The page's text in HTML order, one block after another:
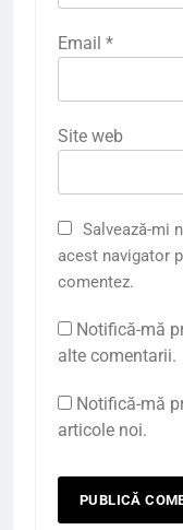
Email *
Site web
Salvează-mi
acest navigator
comentez.
Notifică-mă
alte comentarii.
Notifică-mă
articole noi.